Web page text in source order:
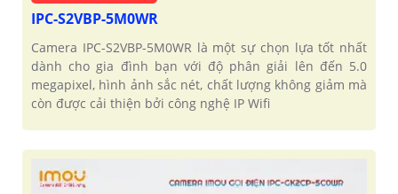
IPC-S2VBP-5M0WR
Camera IPC-S2VBP-5M0WR là một sự chọn lựa tốt nhất
dành cho gia đình bạn với độ phân giải lên đến 5.0
megapixel, hình ảnh sắc nét, chất lượng không giảm mà
còn được cải thiện bởi công nghệ IP Wifi